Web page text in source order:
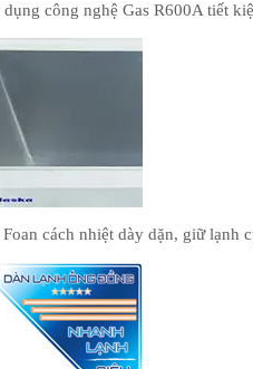
công nghệ Gas R600A tiết
cách nhiệt dày dặn, giữ lạnh